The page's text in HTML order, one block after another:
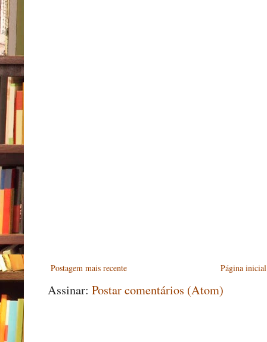
Postagem mais recente Página inicial
Assinar: Postar comentários (Atom)